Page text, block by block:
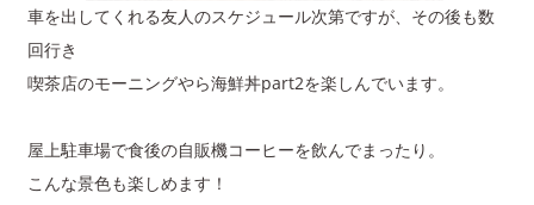
車を出してくれる友人のスケジュール次第ですが、その後も数
回行き
喫茶店のモーニングやら海鮮丼part2を楽しんでいます。
屋上駐車場で食後の自販機コーヒーを飲んでまったり。
こんな景色も楽しめます！